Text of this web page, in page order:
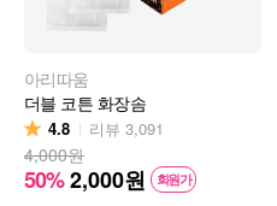
아리따움
더블 코튼 화장솜
4.8 리뷰 3,091
4,000원
50%2,000원 회원가